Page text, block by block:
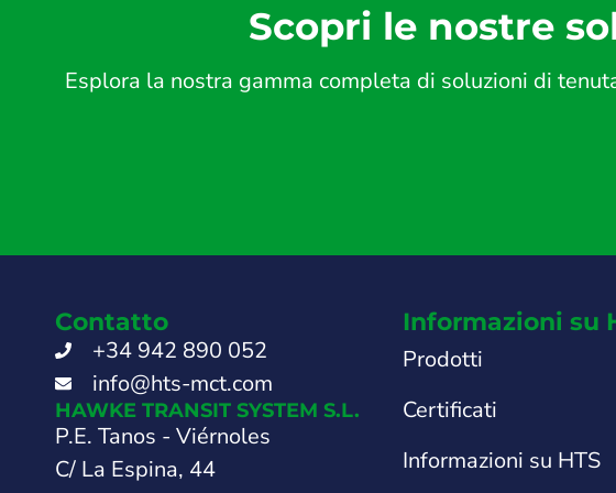
Scopri le nostre
Esplora la nostra gamma completa di soluzioni di
Contatto
+34 942 890 052
info@hts-mct.com
HAWKE TRANSIT SYSTEM S.L.
P.E. Tanos - Viérnoles
C/ La Espina, 44
Informazioni su
Prodotti
Certificati
Informazioni su HTS